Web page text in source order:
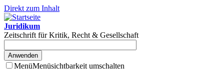
Direkt zum Inhalt
Juridikum
Zeitschrift für Kritik, Recht & Gesellschaft
MenüMenüsichtbarkeit umschalten